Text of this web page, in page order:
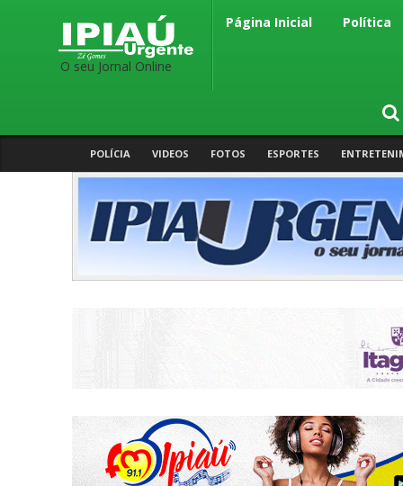
O seu Jornal Online
Página Inicial Política
POLÍCIA VIDEOS FOTOS ESPORTES